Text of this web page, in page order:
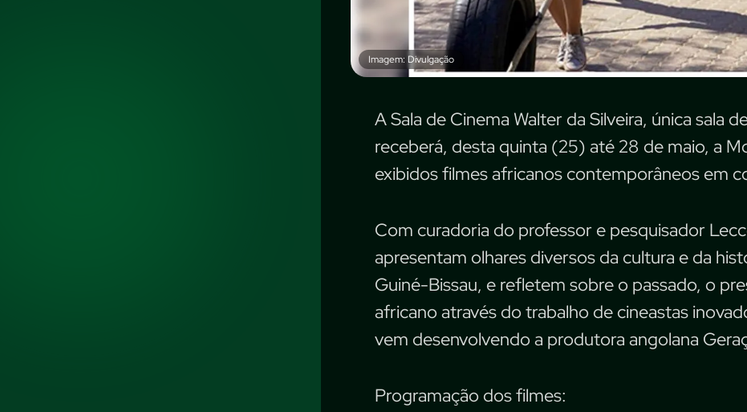
Imagem: Divulgação
A Sala de Cinema Walter da Silveira, única sala
receberá, desta quinta (25) até 28 de maio, a
exibidos filmes africanos contemporâneos em
Com curadoria do professor e pesquisador
apresentam olhares diversos da cultura e da
Guiné-Bissau, e refletem sobre o passado, o
africano através do trabalho de cineastas
vem desenvolvendo a produtora angolana
Programação dos filmes: